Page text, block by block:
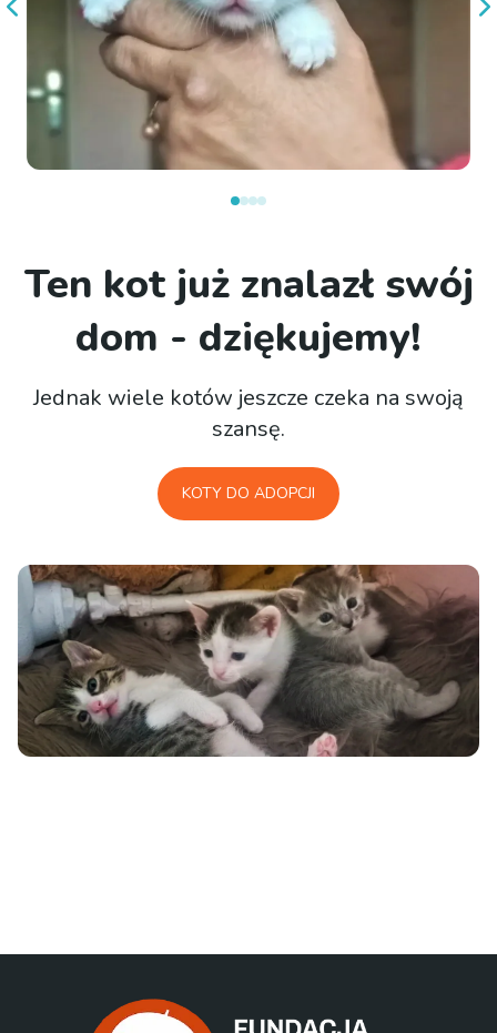
Ten kot już znalazł swój
dom - dziękujemy!
Jednak wiele kotów jeszcze czeka na swoją
szansę.
KOTY DO ADOPCJI